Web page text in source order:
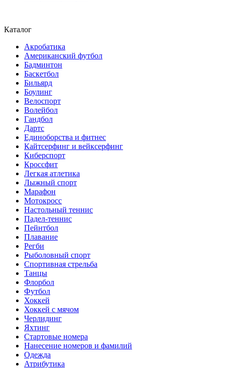
Каталог
Акробатика
Американский футбол
Бадминтон
Баскетбол
Бильярд
Боулинг
Велоспорт
Волейбол
Гандбол
Дартс
Единоборства и фитнес
Кайтсерфинг и вейксерфинг
Киберспорт
Кроссфит
Легкая атлетика
Лыжный спорт
Марафон
Мотокросс
Настольный теннис
Падел-теннис
Пейнтбол
Плавание
Регби
Рыболовный спорт
Спортивная стрельба
Танцы
Флорбол
Футбол
Хоккей
Хоккей с мячом
Черлидинг
Яхтинг
Стартовые номера
Нанесение номеров и фамилий
Одежда
Атрибутика